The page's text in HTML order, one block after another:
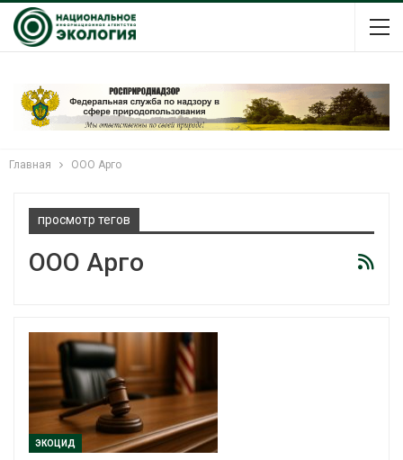
Главная ООО Арго
просмотр тегов
ООО Арго
ЭКОЦИД